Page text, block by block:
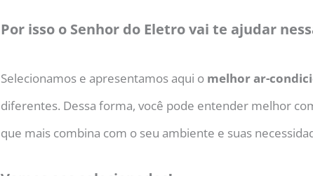
Por isso o Senhor do Eletro vai te ajudar
Selecionamos e apresentamos aqui o melhor ar-
diferentes. Dessa forma, você pode entender melhor
que mais combina com o seu ambiente e suas